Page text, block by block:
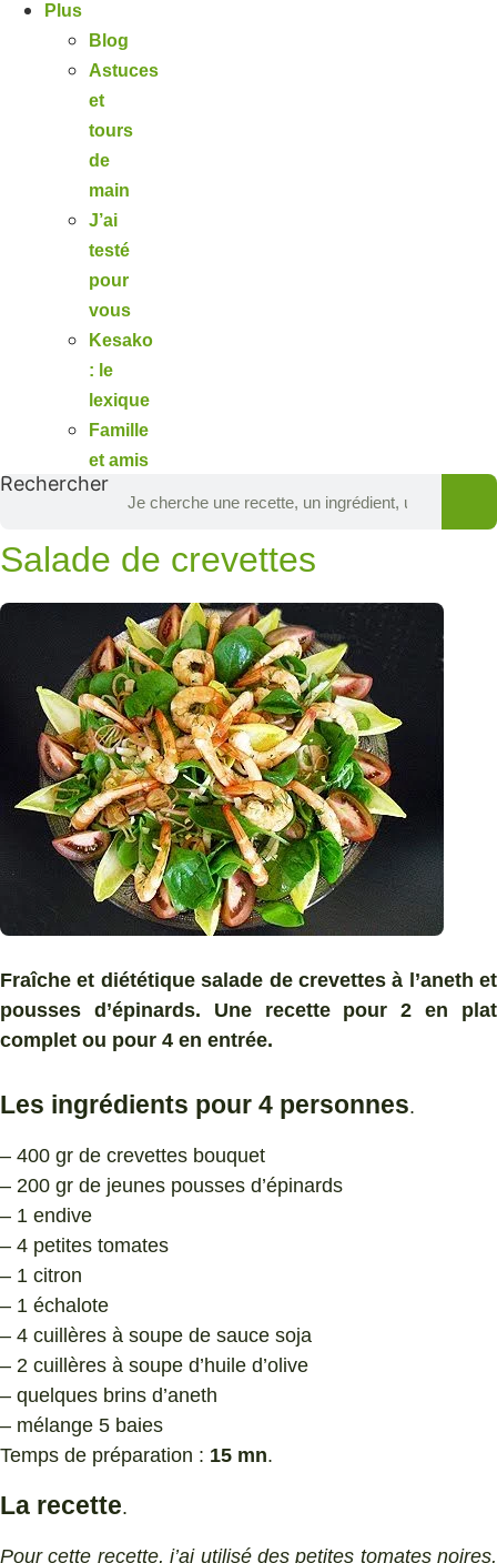
Plus
Blog
Astuces
et
tours
de
main
J’ai
testé
pour
vous
Kesako
: le
lexique
Famille
et amis
Rechercher
Salade de crevettes
Fraîche et diététique salade de crevettes à l’aneth et
pousses d’épinards. Une recette pour 2 en plat
complet ou pour 4 en entrée.
Les ingrédients pour 4 personnes.
– 400 gr de crevettes bouquet
– 200 gr de jeunes pousses d’épinards
– 1 endive
– 4 petites tomates
– 1 citron
– 1 échalote
– 4 cuillères à soupe de sauce soja
– 2 cuillères à soupe d’huile d’olive
– quelques brins d’aneth
– mélange 5 baies
Temps de préparation : 15 mn.
La recette.
Pour cette recette, j’ai utilisé des petites tomates noires,